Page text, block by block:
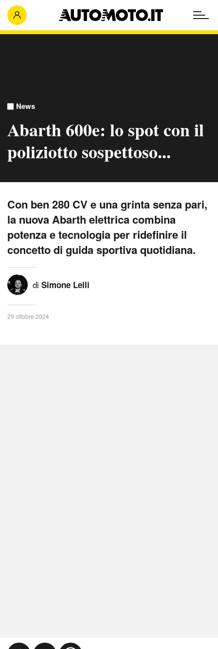
News
Abarth 600e: lo spot con il
poliziotto sospettoso...
Con ben 280 CV e una grinta senza pari,
la nuova Abarth elettrica combina
potenza e tecnologia per ridefinire il
concetto di guida sportiva quotidiana.
di Simone Lelli
29 ottobre 2024